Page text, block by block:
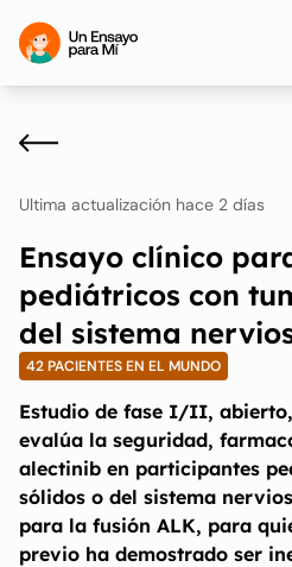
Ultima actualización hace 2 días
Ensayo clínico
pediátricos con
del sistema
42 PACIENTES EN EL MUNDO
Estudio de fase I/II,
evalúa la seguridad,
alectinib en participantes
sólidos o del sistema
para la fusión ALK, para
previo ha demostrado ser